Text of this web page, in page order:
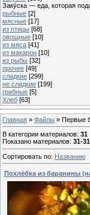
Заку́ска — еда, которая
рыбные [2]
мясные [17]
из птицы [68]
овощные [10]
из мяса [41]
из макарон [10]
из рыбы [32]
прочее [49]
сладкие [299]
не сладкие [199]
грибные [5]
Хлеб [63]
Главная » Файлы » Первые
В категории материалов: 31
Показано материалов: 31-31
Сортировать по: Названию
Похлёбка из баранины